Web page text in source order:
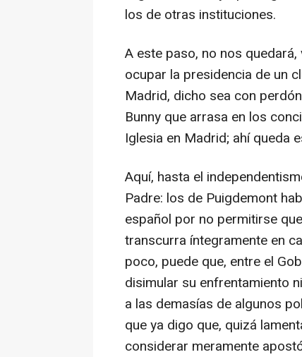
los de otras instituciones.
A este paso, no nos
ocupar la presidencia de un
Madrid, dicho sea con
Bunny que arrasa en los
Iglesia en Madrid; ahí queda
Aquí, hasta el
Padre: los de Puigdemont
español por no permitirse
transcurra íntegramente en
poco, puede que, entre el
disimular su enfrentamiento
a las demasías de algunos
que ya digo que, quizá
considerar meramente